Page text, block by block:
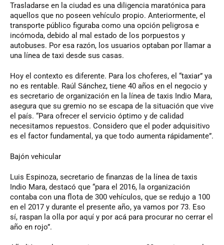
Trasladarse en la ciudad es una diligencia maratónica para
aquellos que no poseen vehículo propio. Anteriormente, el
transporte público figuraba como una opción peligrosa e
incómoda, debido al mal estado de los porpuestos y
autobuses. Por esa razón, los usuarios optaban por llamar a
una línea de taxi desde sus casas.
Hoy el contexto es diferente. Para los choferes, el “taxiar” ya
no es rentable. Raúl Sánchez, tiene 40 años en el negocio y
es secretario de organización en la línea de taxis Indio Mara,
asegura que su gremio no se escapa de la situación que vive
el país. “Para ofrecer el servicio óptimo y de calidad
necesitamos repuestos. Considero que el poder adquisitivo
es el factor fundamental, ya que todo aumenta rápidamente”.
Bajón vehicular
Luis Espinoza, secretario de finanzas de la línea de taxis
Indio Mara, destacó que “para el 2016, la organización
contaba con una flota de 300 vehículos, que se redujo a 100
en el 2017 y durante el presente año, ya vamos por 73. Eso
sí, raspan la olla por aquí y por acá para procurar no cerrar el
año en rojo”.